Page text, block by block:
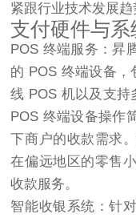
紧跟行业技术发展趋
支付硬件与系
POS 终端服务：昇
的 POS 终端设备
线 POS 机以及支持
POS 终端设备操作
下商户的收款需求
在偏远地区的零售
收款服务。​
智能收银系统：针